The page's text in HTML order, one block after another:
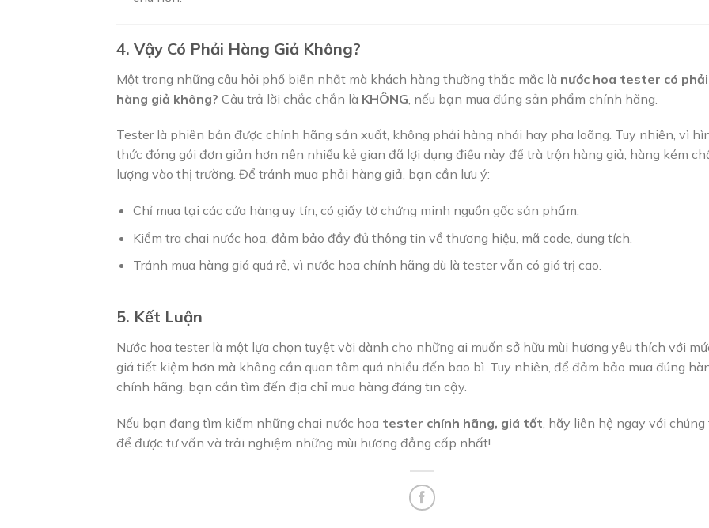
4. Vậy Có Phải Hàng Giả Không?
Một trong những câu hỏi phổ biến nhất mà khách hàng thường thắc mắc là nước hoa tester có phải
hàng giả không? Câu trả lời chắc chắn là KHÔNG , nếu bạn mua đúng sản phẩm chính hãng.
Tester là phiên bản được chính hãng sản xuất, không phải hàng nhái hay pha loãng. Tuy nhiên, vì
thức đóng gói đơn giản hơn nên nhiều kẻ gian đã lợi dụng điều này để trà trộn hàng giả, hàng kém
lượng vào thị trường. Để tránh mua phải hàng giả, bạn cần lưu ý:
Chỉ mua tại các cửa hàng uy tín, có giấy tờ chứng minh nguồn gốc sản phẩm.
Kiểm tra chai nước hoa, đảm bảo đầy đủ thông tin về thương hiệu, mã code, dung tích.
Tránh mua hàng giá quá rẻ, vì nước hoa chính hãng dù là tester vẫn có giá trị cao.
5. Kết Luận
Nước hoa tester là một lựa chọn tuyệt vời dành cho những ai muốn sở hữu mùi hương yêu thích với
giá tiết kiệm hơn mà không cần quan tâm quá nhiều đến bao bì. Tuy nhiên, để đảm bảo mua đúng
chính hãng, bạn cần tìm đến địa chỉ mua hàng đáng tin cậy.
Nếu bạn đang tìm kiếm những chai nước hoa tester chính hãng, giá tốt, hãy liên hệ ngay với chúng
để được tư vấn và trải nghiệm những mùi hương đẳng cấp nhất!